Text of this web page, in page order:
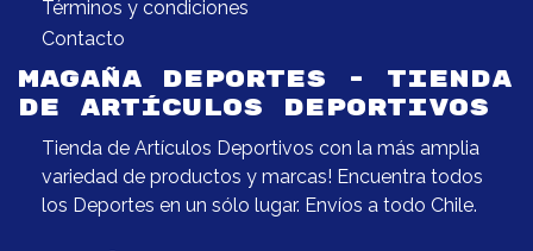
Términos y condiciones
Contacto
MAGAÑA DEPORTES - TIENDA
DE ARTÍCULOS DEPORTIVOS
Tienda de Artículos Deportivos con la más amplia
variedad de productos y marcas! Encuentra todos
los Deportes en un sólo lugar. Envíos a todo Chile.